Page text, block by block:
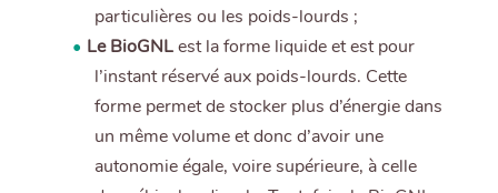
particulières ou les poids-lourds ;
Le BioGNLest la forme liquide et est pour
l’instant réservé aux poids-lourds. Cette
forme permet de stocker plus d’énergie dans
un même volume et donc d’avoir une
autonomie égale, voire supérieure, à celle